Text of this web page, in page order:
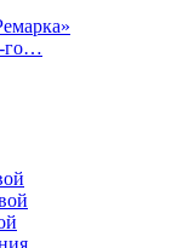
го…